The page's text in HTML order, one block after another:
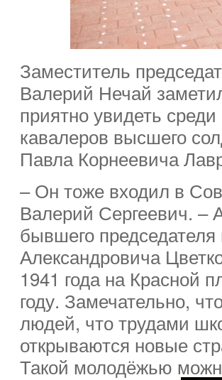
Заместитель
Валерий Нечай
приятно увидеть
кавалеров высшего
Павла Корнеевича
– Он тоже входил в
Валерий Сергеевич. –
бывшего
Александровича
1941 года на Красной
году. Замечательно,
людей, что трудами
открываются новые
Такой молодёжью